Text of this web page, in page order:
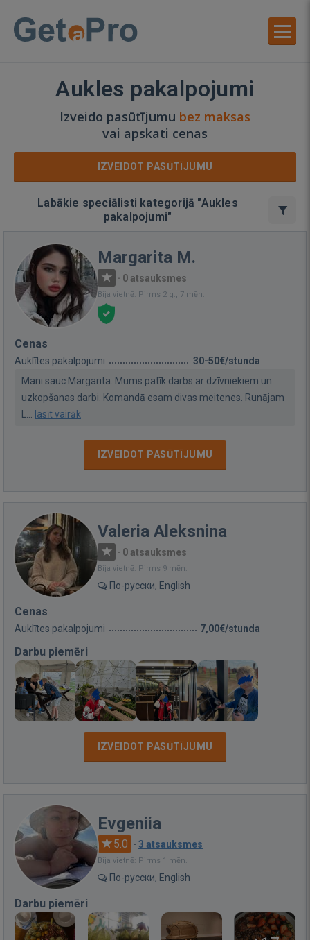
Aukles pakalpojumi
Izveido pasūtījumu bez maksas
vai apskati cenas
IZVEIDOT PASŪTĪJUMU
Labākie speciālisti kategorijā "Aukles
pakalpojumi"
Margarita M.
· 0 atsauksmes
Bija vietnē: Pirms 2 g., 7 mēn.
Cenas
Auklītes pakalpojumi
30-50€/stunda
Mani sauc Margarita. Mums patīk darbs ar dzīvniekiem un
uzkopšanas darbi. Komandā esam divas meitenes. Runājam
lasīt vairāk
IZVEIDOT PASŪTĪJUMU
Valeria Aleksnina
· 0 atsauksmes
Bija vietnē: Pirms 9 mēn.
По-русски, English
Cenas
Auklītes pakalpojumi 7,00€/stunda
Darbu piemēri
IZVEIDOT PASŪTĪJUMU
Evgeniia
5.0 · 3 atsauksmes
Bija vietnē: Pirms 1 mēn.
По-русски, English
Darbu piemēri